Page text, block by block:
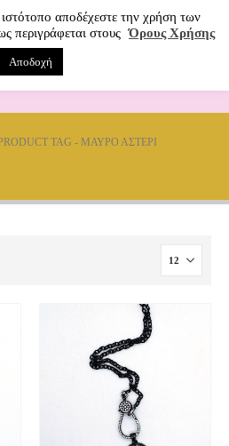
PRODUCT TAG - ΜΑΎΡΟ ΑΣΤΈΡΙ
αποδέχεστε την χρήση των
περιγράφεται στους Όρους Χρήσης
Αποδοχή